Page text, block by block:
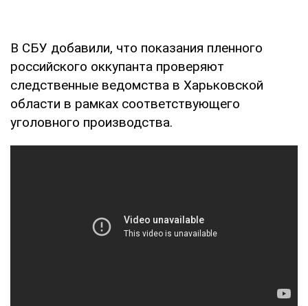
В СБУ добавили, что показания пленного
российского оккупанта проверяют
следственные ведомства в Харьковской
области в рамках соответствующего
уголовного производства.